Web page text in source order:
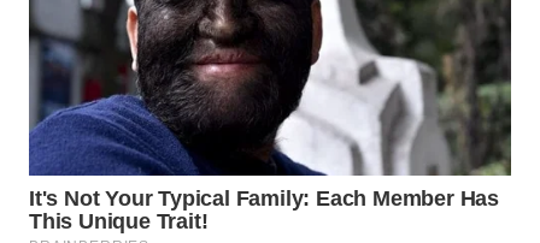
TANGERANG
WN
BINJAI
WN
CIREBON